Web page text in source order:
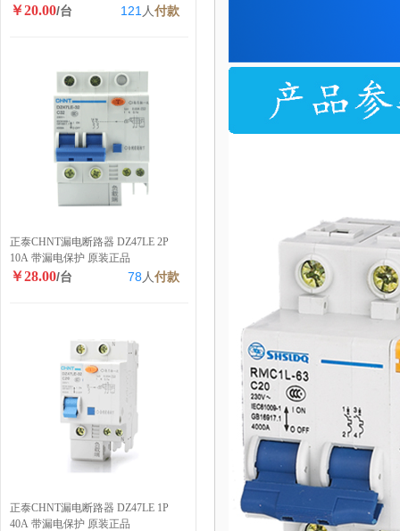
￥20.00/台 121 人付款
正泰CHNT漏电断路器 DZ47LE 2P
10A 带漏电保护 原装正品
￥28.00/台 78 人付款
正泰CHNT漏电断路器 DZ47LE 1P
40A 带漏电保护 原装正品